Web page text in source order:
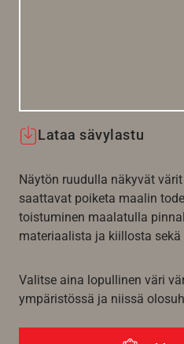
Lataa sävylastu
Näytön ruudulla näkyvät
saattavat poiketa maalin
toistuminen maalatulla
materiaalista ja kiillosta
Valitse aina lopullinen väri
ympäristössä ja niissä